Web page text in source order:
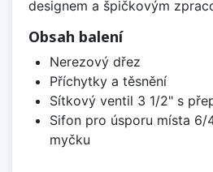
designem a špičkovým
Obsah balení
Nerezový dřez
Příchytky a těsnění
Sítkový ventil 3 1/2" s
Sifon pro úsporu místa 6/
myčku